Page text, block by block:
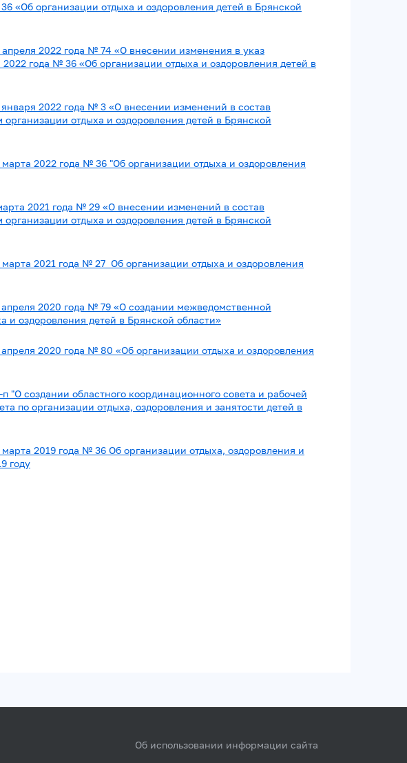
«Об организации отдыха и оздоровления детей в Брянской
2022 года № 74 «О внесении изменения в указ
года № 36 «Об организации отдыха и оздоровления детей в
2022 года № 3 «О внесении изменений в состав
отдыха и оздоровления детей в Брянской
2022 года № 36 "Об организации отдыха и оздоровления
2021 года № 29 «О внесении изменений в состав
отдыха и оздоровления детей в Брянской
2021 года № 27 Об организации отдыха и оздоровления
2020 года № 79 «О создании межведомственной
и оздоровления детей в Брянской области»
2020 года № 80 «Об организации отдыха и оздоровления
"О создании областного координационного совета и рабочей
по организации отдыха, оздоровления и занятости детей в
2019 года № 36 Об организации отдыха, оздоровления и
году
Об использовании информации сайта